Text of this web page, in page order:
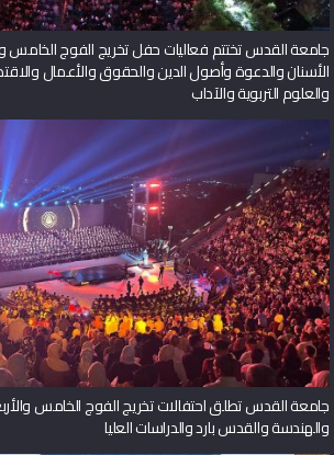
جامعة القدس تختتم فعاليات حفل تخريج الفوج الخامس
الأسنان والدعوة وأصول الدين والحقوق والأعمال
والعلوم التربوية والآداب
جامعة القدس تطلق احتفالات تخريج الفوج الخامس
والهندسة والقدس بارد والدراسات العليا